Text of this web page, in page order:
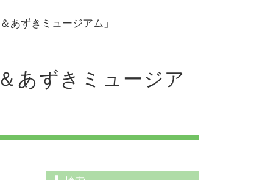
あずきミュージアム」
あずきミュージア